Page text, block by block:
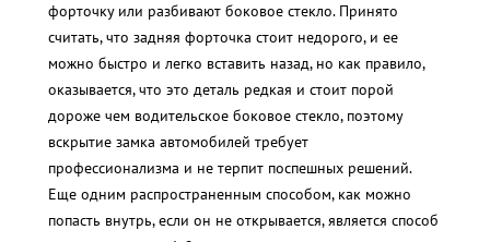
форточку или разбивают боковое стекло. Принято
считать, что задняя форточка стоит недорого, и ее
можно быстро и легко вставить назад, но как правило,
оказывается, что это деталь редкая и стоит порой
дороже чем водительское боковое стекло, поэтому
вскрытие замка автомобилей требует
профессионализма и не терпит поспешных решений.
Еще одним распространенным способом, как можно
попасть внутрь, если он не открывается, является способ